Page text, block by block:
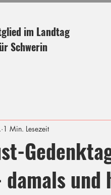
im Landtag
Schwerin
damals und
1 Min. Lesezeit